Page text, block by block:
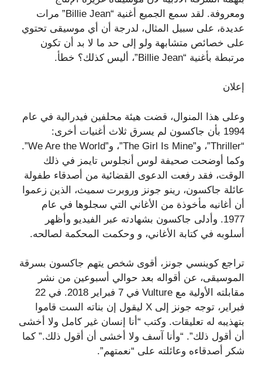
ومعروفة. لقد سمع الجميع أغنية “Billie Jean” مرات
عديدة، على سبيل المثال، لدرجة أن أي موسيقى تحتوي
على خصائص متشابهة ولو إلى حد ما لا بد أن تكون
مرتبطة بأغنية “Billie Jean”، أليس كذلك؟ خطأ.
إعلان
وعلى هذا المنوال، قضت هيئة محلفين فيدرالية في عام
1994 بأن جاكسون لم يسرق ثلاث أغنيات أخرى:
“Thriller”، و”The Girl Is Mine”، و”We Are the World”.
وكما أوضحت صحيفة لوس أنجلوس تايمز في ذلك
الوقت، فقد رفعت الدعوى القضائية من أصدقاء طفولة
عائلة جاكسون، رينو جونز وروبرت سميث، الذين زعموا
أن أغانيه مأخوذة من الأغاني التي سجلوها في عام
1977. وأدلى جاكسون بشهادته عبر الفيديو وأظهر
أسلوبه في كتابة الأغاني، و وحكمت المحكمة لصالحه.
تراجع كوينسي جونز، أقوى شخص يتهم جاكسون بسرقة
الموسيقى، عن أقواله بعد حوالي أسبوعين من نشر
مقابلته الأولية مع Vulture في 7 فبراير 2018. في 22
فبراير، توجه جونز إلى X ليقول إن بناته الست قاموا
بتهذيبه له تعليقات. وكتب “أنا إنسان غير كامل ولا أخشى
أن أقول ذلك”. “وأنا آسف ولا أخشى أن أقول ذلك.” كما
شكر أصدقاءه وعائلته على “نعمتهم”.